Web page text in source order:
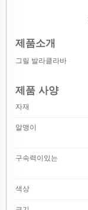
제품소개
그릴 발라클라바
제품 사양
자재
알맹이
구속력이있는
색상